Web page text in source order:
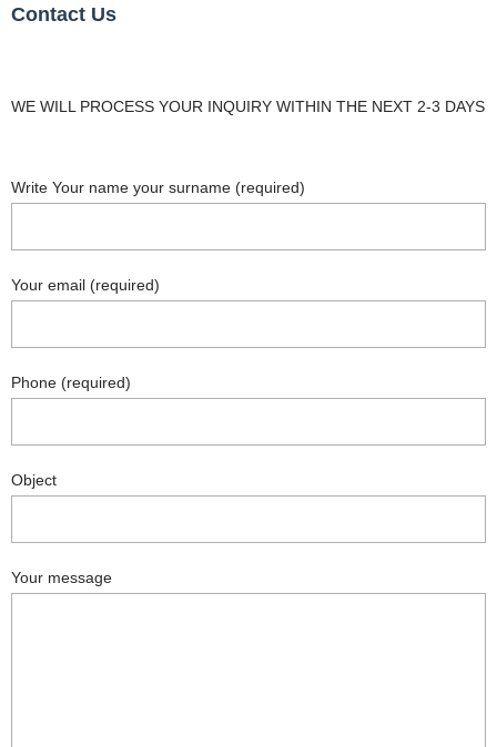
Contact Us
WE WILL PROCESS YOUR INQUIRY WITHIN THE NEXT 2-3 DAYS
Write Your name your surname (required)
Your email (required)
Phone (required)
Object
Your message